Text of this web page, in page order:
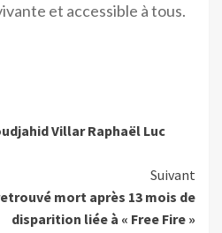
et accessible à tous.
Villar Raphaël Luc
Suivant
mort après 13 mois de
disparition liée à « Free Fire »